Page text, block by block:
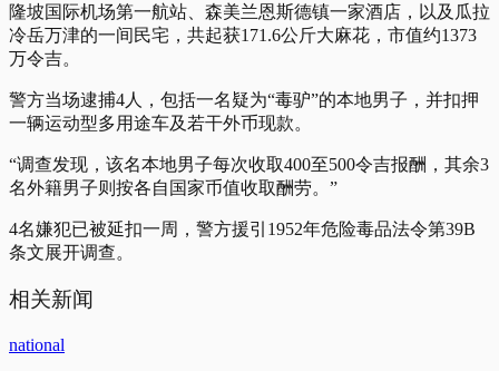
隆坡国际机场第一航站、森美兰恩斯德镇一家酒店，以及瓜拉
冷岳万津的一间民宅，共起获171.6公斤大麻花，市值约1373
万令吉。
警方当场逮捕4人，包括一名疑为“毒驴”的本地男子，并扣押
一辆运动型多用途车及若干外币现款。
“调查发现，该名本地男子每次收取400至500令吉报酬，其余3
名外籍男子则按各自国家币值收取酬劳。”
4名嫌犯已被延扣一周，警方援引1952年危险毒品法令第39B
条文展开调查。
相关新闻
national